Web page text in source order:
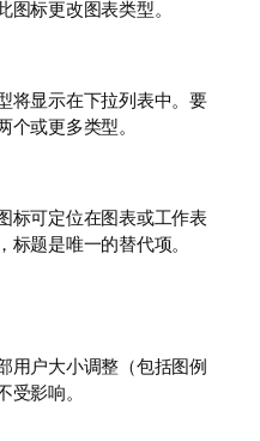
标更改图表类型。
将显示在下拉列表中。要
或更多类型。
标可定位在图表或工作表
题是唯一的替代项。
用户大小调整（包括图例
影响。